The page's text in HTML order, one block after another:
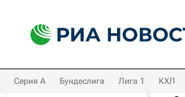
Серия А Бундеслига Лига 1 КХЛ